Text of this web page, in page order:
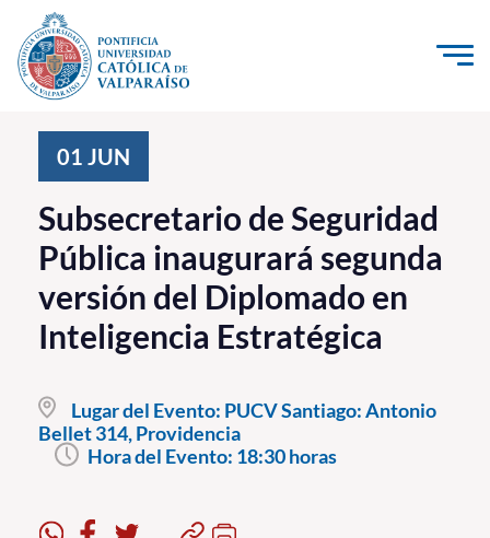
Click acá para ir directamente al contenido
Investigación, Creación e Innovación
PUCV Internacional
Vinculación con el Medio
Admisión
Pregrado
Postgrado
01 JUN
Subsecretario de Seguridad
Pública inaugurará segunda
versión del Diplomado en
Inteligencia Estratégica
Lugar del Evento: PUCV Santiago: Antonio
Bellet 314, Providencia
Hora del Evento: 18:30 horas